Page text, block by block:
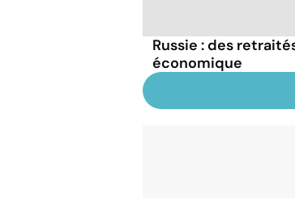
Russie : des
économique